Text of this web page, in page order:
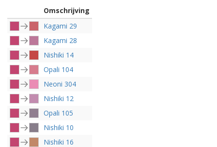
Omschrijving
Kagami 29
Kagami 28
Nishiki 14
Opali 104
Neoni 304
Nishiki 12
Opali 105
Nishiki 10
Nishiki 16